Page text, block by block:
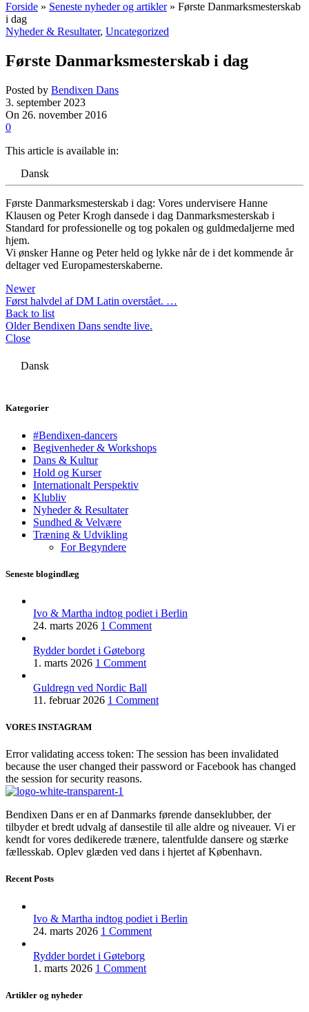
Forside » Seneste nyheder og artikler» Første Danmarksmesterskab
i dag
Nyheder & Resultater, Uncategorized
Første Danmarksmesterskab i dag
Posted by Bendixen Dans
3. september 2023
On 26. november 2016
0
This article is available in:
Dansk
Første Danmarksmesterskab i dag: Vores undervisere Hanne
Klausen og Peter Krogh dansede i dag Danmarksmesterskab i
Standard for professionelle og tog pokalen og guldmedaljerne med
hjem.
Vi ønsker Hanne og Peter held og lykke når de i det kommende år
deltager ved Europamesterskaberne.
Newer
Først halvdel af DM Latin overstået. …
Back to list
Older Bendixen Dans sendte live.
Close
Dansk
Kategorier
#Bendixen-dancers
Begivenheder & Workshops
Dans & Kultur
Hold og Kurser
Internationalt Perspektiv
Klubliv
Nyheder & Resultater
Sundhed & Velvære
Træning & Udvikling
For Begyndere
Seneste blogindlæg
Ivo & Martha indtog podiet i Berlin
24. marts 2026 1 Comment
Rydder bordet i Gøteborg
1. marts 2026 1 Comment
Guldregn ved Nordic Ball
11. februar 2026 1 Comment
VORES INSTAGRAM
Error validating access token: The session has been invalidated
because the user changed their password or Facebook has changed
the session for security reasons.
Bendixen Dans er en af Danmarks førende danseklubber, der
tilbyder et bredt udvalg af dansestile til alle aldre og niveauer. Vi er
kendt for vores dedikerede trænere, talentfulde dansere og stærke
fællesskab. Oplev glæden ved dans i hjertet af København.
Recent Posts
Ivo & Martha indtog podiet i Berlin
24. marts 2026 1 Comment
Rydder bordet i Gøteborg
1. marts 2026 1 Comment
Artikler og nyheder